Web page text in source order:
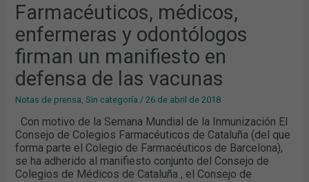
Farmacéuticos, médicos,
enfermeras y odontólogos
firman un manifiesto en
defensa de las vacunas
Notas de prensa,Sin categoría /26 de abril de 2018
Con motivo de la Semana Mundial de la Inmunización El
Consejo de Colegios Farmacéuticos de Cataluña (del que
forma parte el Colegio de Farmacéuticos de Barcelona),
se ha adherido al manifiesto conjunto del Consejo de
Colegios de Médicos de Cataluña , el Consejo de
DEFENSA
DE
LAS
VACUNAS